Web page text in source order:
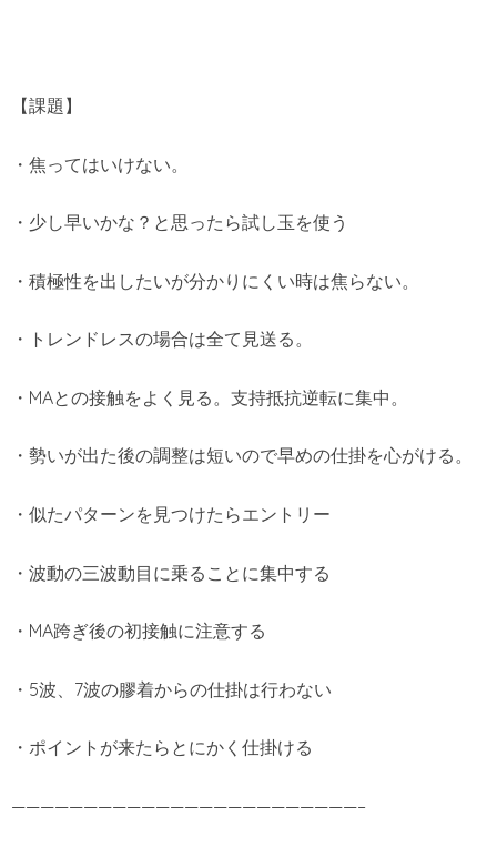
【課題】
・焦ってはいけない。
・少し早いかな？と思ったら試し玉を使う
・積極性を出したいが分かりにくい時は焦らない。
・トレンドレスの場合は全て見送る。
・MAとの接触をよく見る。支持抵抗逆転に集中。
・勢いが出た後の調整は短いので早めの仕掛を心がける。
・似たパターンを見つけたらエントリー
・波動の三波動目に乗ることに集中する
・MA跨ぎ後の初接触に注意する
・5波、7波の膠着からの仕掛は行わない
・ポイントが来たらとにかく仕掛ける
————————————————————————–